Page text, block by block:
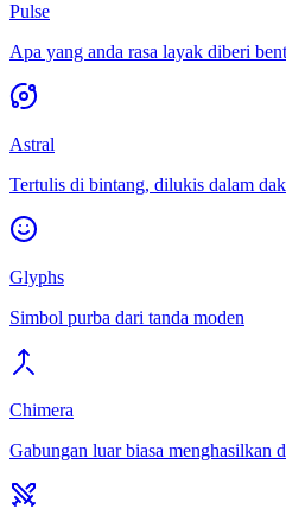
Pulse
Apa yang anda rasa layak diberi
Astral
Tertulis di bintang, dilukis dalam
Glyphs
Simbol purba dari tanda moden
Chimera
Gabungan luar biasa menghasilkan